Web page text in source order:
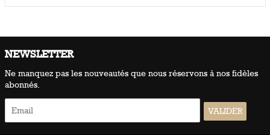
NEWSLETTER
Ne manquez pas les nouveautés que nous réservons à nos fidèles
abonnés.